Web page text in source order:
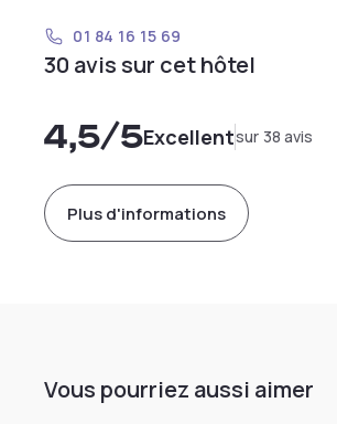
01 84 16 15 69
30 avis sur cet hôtel
4,5/5Excellentsur 38 avis
Plus d'informations
Vous pourriez aussi aimer